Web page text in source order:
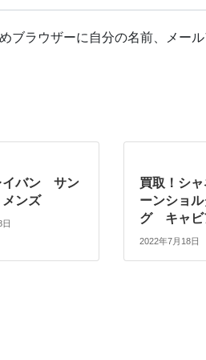
ブラウザーに自分の名前、メー
イバン サン
ンズ
買取！シ
ーンショ
グ キャビ
2022年7月18日